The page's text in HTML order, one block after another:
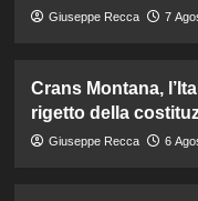
Giuseppe Recca 7
Crans Montana,
rigetto della
Giuseppe Recca 6